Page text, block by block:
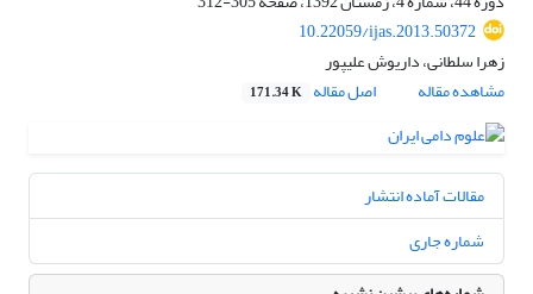
10.22059/ijas.2013.50372
زهرا سلطانی، داریوش علیپور
مشاهده مقاله
اصل مقاله 171.34 K
مقالات آماده انتشار
شماره جاری